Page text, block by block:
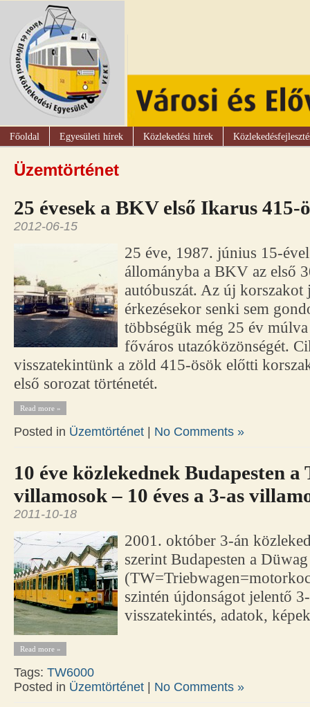
Főoldal Egyesületi hírek Közlekedési hírek
Üzemtörténet
25 évesek a BKV első Ikarus 415-
2012-06-15
25 éve, 1987. június 15-
állományba a BKV az első
autóbuszát. Az új korszakot
érkezésekor senki sem
többségük még 25 év
főváros utazóközönségét.
visszatekintünk a zöld 415-ösök előtti
első sorozat történetét.
Read more »
Posted in Üzemtörténet | No Comments »
10 éve közlekednek Budapesten
villamosok – 10 éves a 3-as
2011-10-18
2001. október 3-án
szerint Budapesten a
szintén újdonságot jelentő
visszatekintés, adatok,
Read more »
Tags: TW6000
Posted in Üzemtörténet | No Comments »